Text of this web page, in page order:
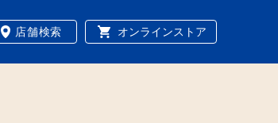
店舗検索 オンラインストア